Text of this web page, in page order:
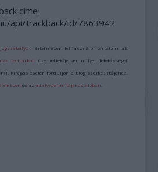
címe:
api/trackback/id/7863942
értelmében felhasználói tartalomnak
technikai üzemeltetője semmilyen felelősséget
Kifogás esetén forduljon a blog szerkesztőjéhez.
és azadatvédelmi tájékoztatóban